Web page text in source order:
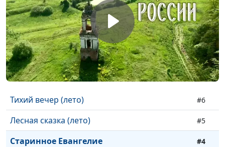
Тихий вечер (лето) #6
Лесная сказка (лето) #5
Старинное Евангелие #4